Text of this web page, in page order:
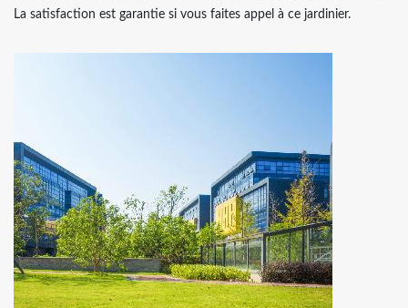
La satisfaction est garantie si vous faites appel à ce jardinier.